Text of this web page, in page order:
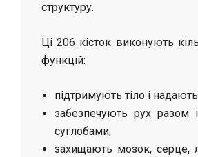
структуру.
Ці 206 кісток виконують
функцій:
підтримують тіло і
забезпечують рух разом
суглобами;
захищають мозок, серце,